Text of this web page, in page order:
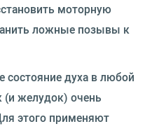
моторную
ложные позывы к
состояние духа в любой
(и желудок) очень
этого применяют